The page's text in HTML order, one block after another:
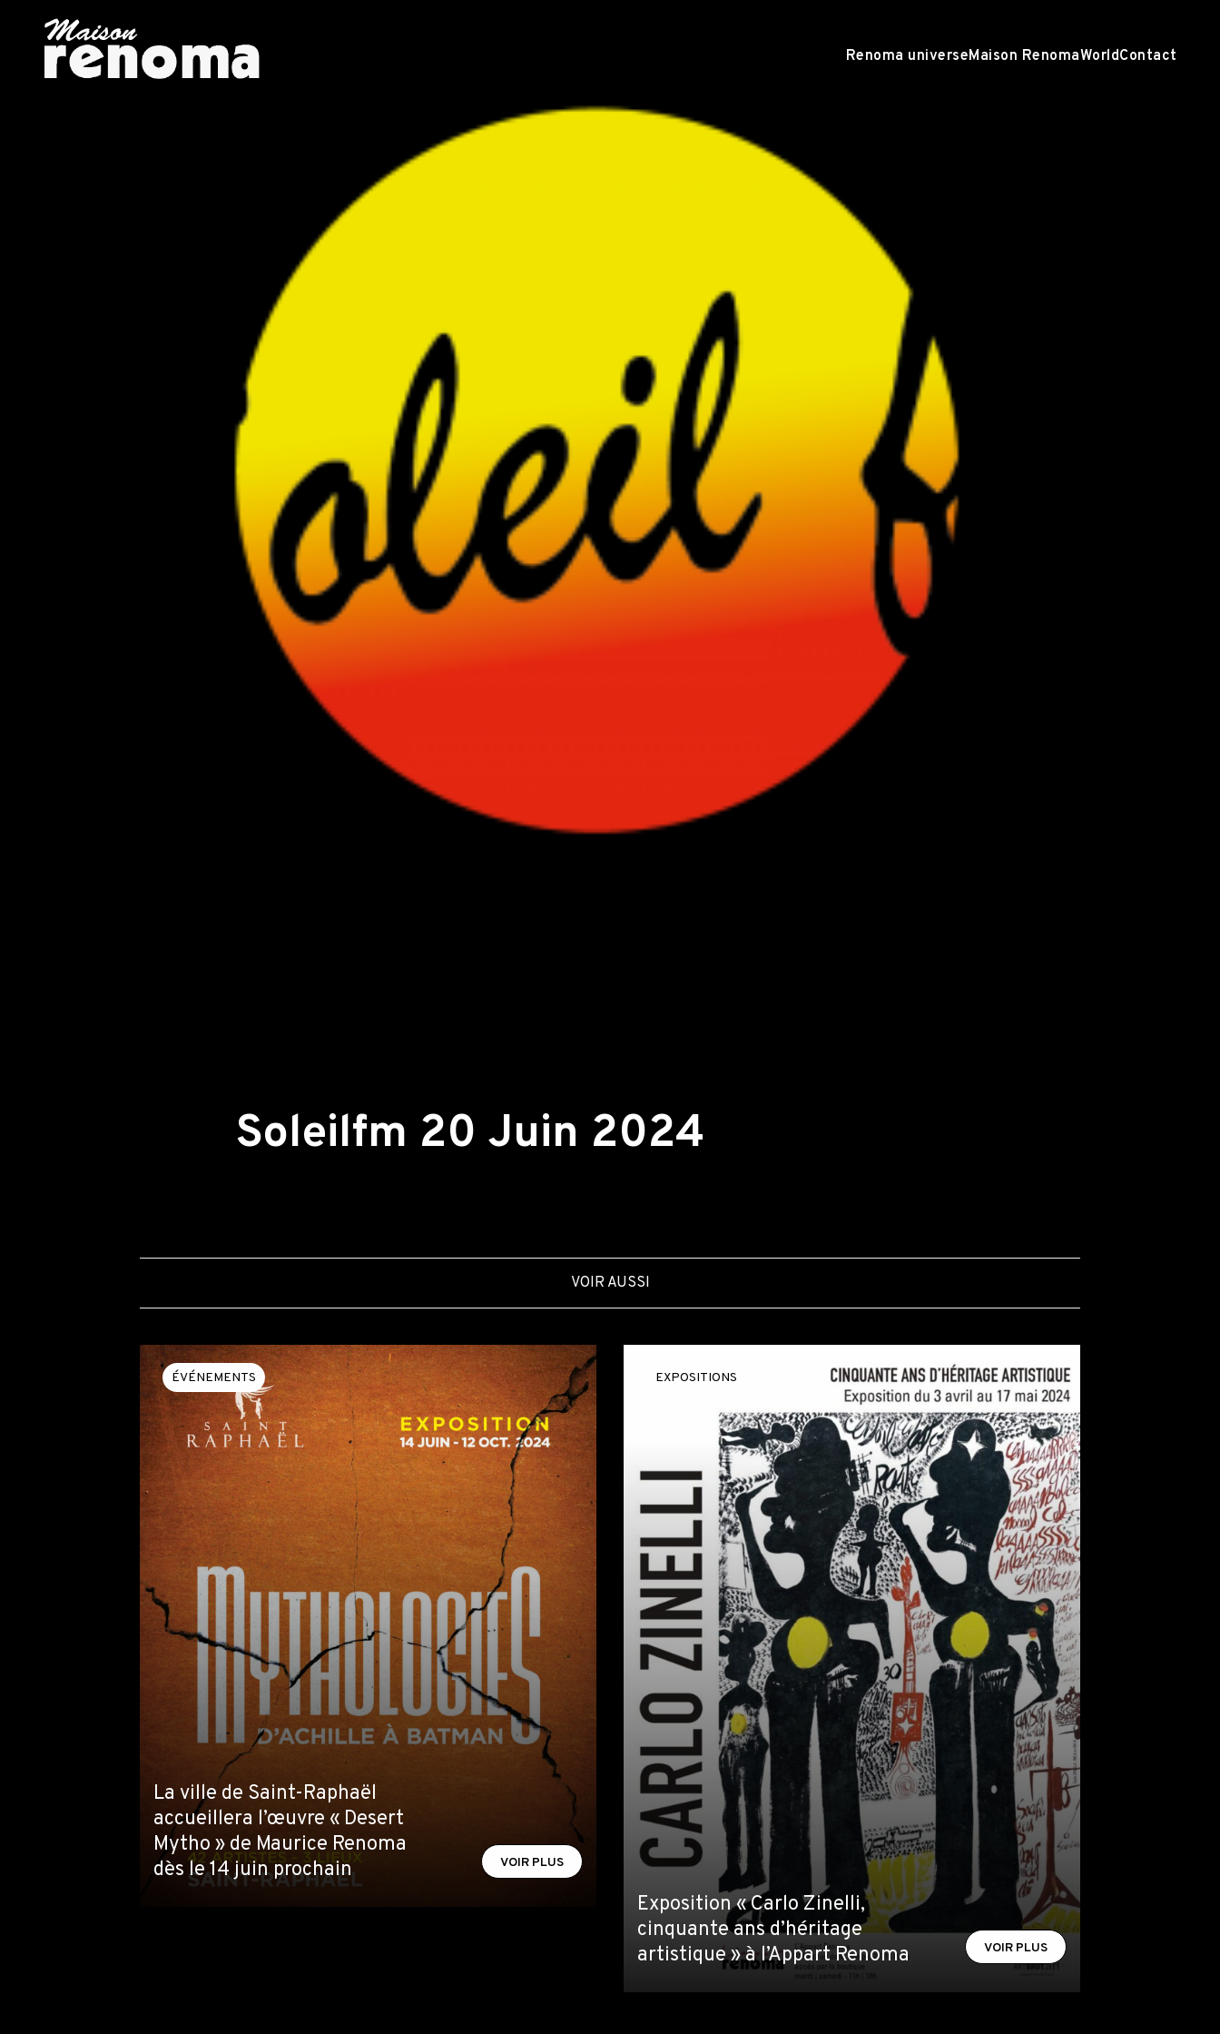
Renoma universeMaison RenomaWorldContact
Soleilfm 20 Juin 2024
VOIR AUSSI
ÉVÉNEMENTS
La ville de Saint-Raphaël
accueillera l’œuvre « Desert
Mytho » de Maurice Renoma
dès le 14 juin prochain
VOIR PLUS
EXPOSITIONS
Exposition « Carlo Zinelli,
cinquante ans d’héritage
artistique » à l’Appart Renoma
VOIR PLUS